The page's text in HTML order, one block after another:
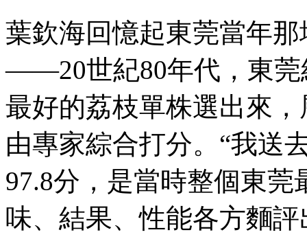
葉欽海回憶起東莞當年
——20世紀80年代，東莞
最好的荔枝單株選出來
由專家綜合打分。“我送
97.8分，是當時整個東
味、結果、性能各方麵